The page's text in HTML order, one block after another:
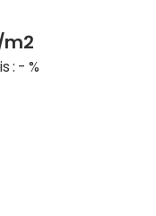
: - %